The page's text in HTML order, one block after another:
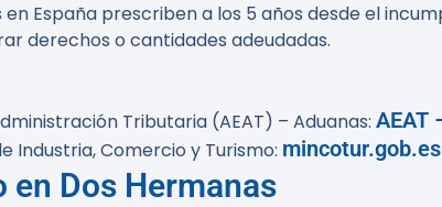
España prescriben a los 5 años desde el
derechos o cantidades adeudadas.
Tributaria (AEAT) – Aduanas: AEAT
Industria, Comercio y Turismo: mincotur.gob.es
en Dos Hermanas